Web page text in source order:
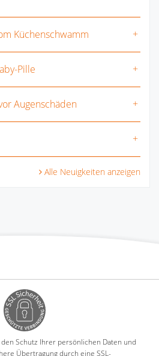
Küchenschwamm
Pille
Augenschäden
Alle Neuigkeiten anzeigen
Schutz Ihrer persönlichen Daten und
Übertragung durch eine SSL-